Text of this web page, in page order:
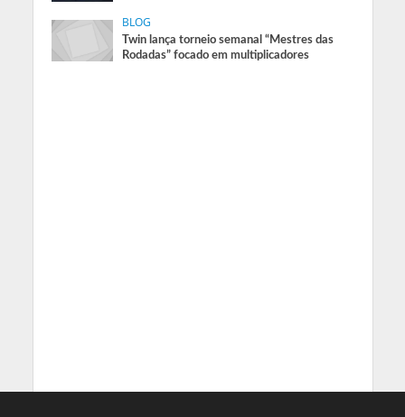
BLOG
Twin lança torneio semanal “Mestres das
Rodadas” focado em multiplicadores